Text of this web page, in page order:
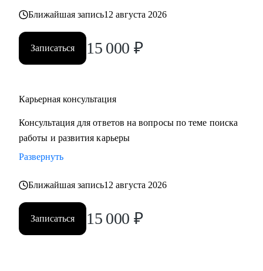
также замотивировать на движение к желаемой цели.
Ближайшая запись12 августа 2026
Записаться 15 000 ₽
Карьерная консультация
Консультация для ответов на вопросы по теме поиска
работы и развития карьеры
Развернуть
Ближайшая запись12 августа 2026
Записаться 15 000 ₽